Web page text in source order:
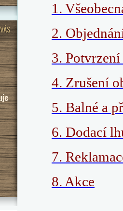
1.
2.
3.
4. Zrušení
5. Balné a
6. Dodací
7.
8. Akce